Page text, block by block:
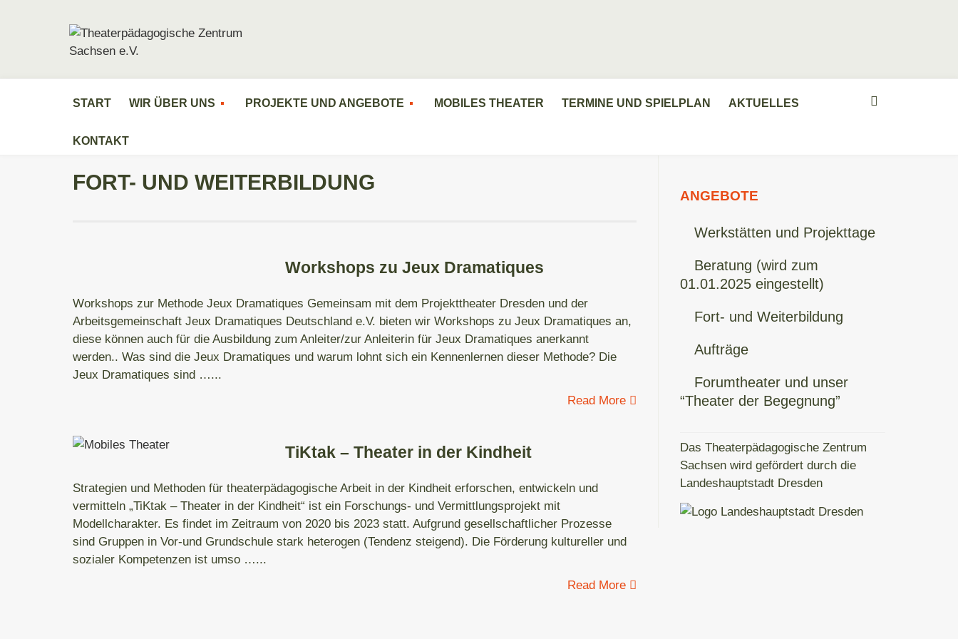
START WIR ÜBER UNS PROJEKTE UND ANGEBOTE MOBILES THEATER TERMINE UND SPIELPLAN AKTUELLES
KONTAKT
FORT- UND WEITERBILDUNG
Workshops zu Jeux Dramatiques
Workshops zur Methode Jeux Dramatiques Gemeinsam mit dem Projekttheater Dresden und der
Arbeitsgemeinschaft Jeux Dramatiques Deutschland e.V. bieten wir Workshops zu Jeux Dramatiques an,
diese können auch für die Ausbildung zum Anleiter/zur Anleiterin für Jeux Dramatiques anerkannt
werden.. Was sind die Jeux Dramatiques und warum lohnt sich ein Kennenlernen dieser Methode? Die
Jeux Dramatiques sind …...
Read More
TiKtak – Theater in der Kindheit
Strategien und Methoden für theaterpädagogische Arbeit in der Kindheit erforschen, entwickeln und
vermitteln „TiKtak – Theater in der Kindheit“ ist ein Forschungs- und Vermittlungsprojekt mit
Modellcharakter. Es findet im Zeitraum von 2020 bis 2023 statt. Aufgrund gesellschaftlicher Prozesse
sind Gruppen in Vor-und Grundschule stark heterogen (Tendenz steigend). Die Förderung kultureller und
sozialer Kompetenzen ist umso …...
Read More
ANGEBOTE
Werkstätten und Projekttage
Beratung (wird zum
01.01.2025 eingestellt)
Fort- und Weiterbildung
Aufträge
Forumtheater und unser
“Theater der Begegnung”
Das Theaterpädagogische Zentrum
Sachsen wird gefördert durch die
Landeshauptstadt Dresden